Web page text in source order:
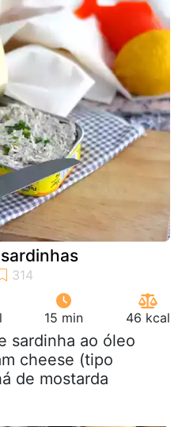
15 min 46 kcal
sardinha ao óleo
cheese (tipo
de mostarda